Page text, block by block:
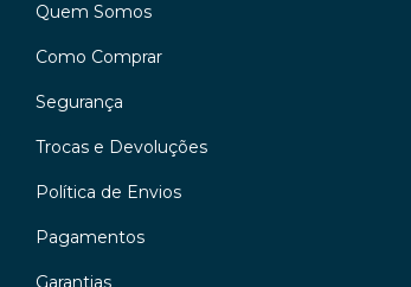
Quem Somos
Como Comprar
Segurança
Trocas e Devoluções
Política de Envios
Pagamentos
Garantias